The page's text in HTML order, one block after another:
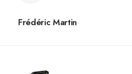
Frédéric Martin